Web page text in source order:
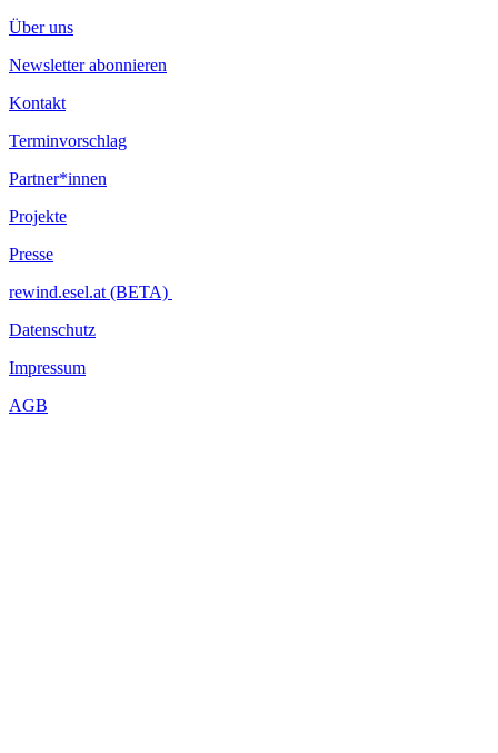
Über uns
Newsletter abonnieren
Kontakt
Terminvorschlag
Partner*innen
Projekte
Presse
rewind.esel.at (BETA)
Datenschutz
Impressum
AGB